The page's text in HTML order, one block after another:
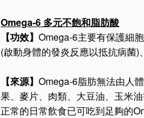
Omega-6 多元不飽和脂肪酸
【功效】Omega-6主要有保護細
(啟動身體的發炎反應以抵抗病菌)
【來源】Omega-6脂肪無法由人
果、麥片、肉類、大豆油、玉米
正常的日常飲食已可吃到足夠的